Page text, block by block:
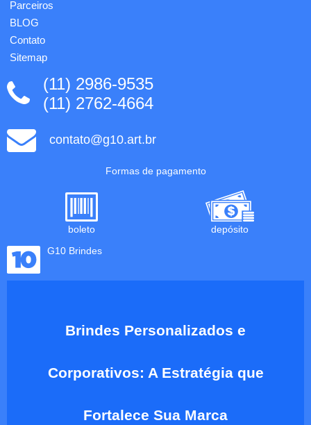
papel ...
Parceiros
BLOG
Contato
Sitemap
(11) 2986-9535
(11) 2762-4664
contato@g10.art.br
Formas de pagamento
boleto
depósito
G10 Brindes
Brindes Personalizados e
Corporativos: A Estratégia que
Fortalece Sua Marca